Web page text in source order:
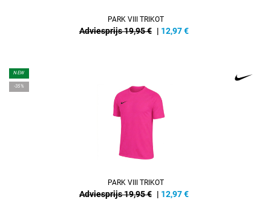
PARK VIII TRIKOT
Adviesprijs 19,95 € | 12,97€
NEW
-35%
PARK VIII TRIKOT
Adviesprijs 19,95 € | 12,97€